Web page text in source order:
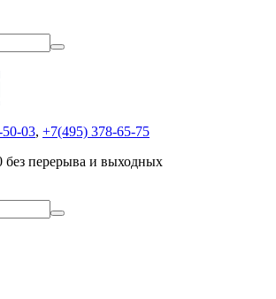
03, +7(495) 378-65-75
перерыва и выходных